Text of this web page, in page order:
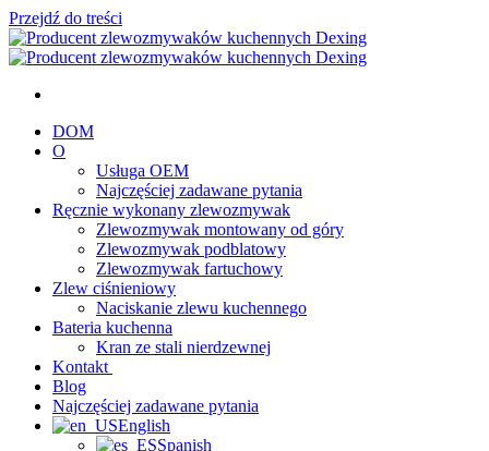
Przejdź do treści
DOM
O
Usługa OEM
Najczęściej zadawane pytania
Ręcznie wykonany zlewozmywak
Zlewozmywak montowany od góry
Zlewozmywak podblatowy
Zlewozmywak fartuchowy
Zlew ciśnieniowy
Naciskanie zlewu kuchennego
Bateria kuchenna
Kran ze stali nierdzewnej
Kontakt
Blog
Najczęściej zadawane pytania
English
Spanish